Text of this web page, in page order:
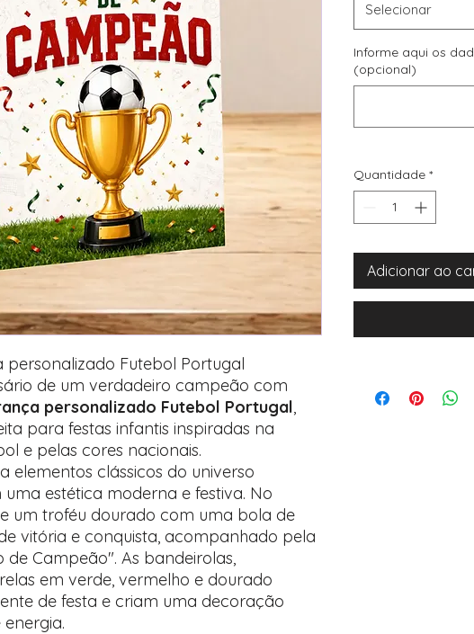
Futebol Portugal
de um verdadeiro campeão com
personalizado Futebol Portugal,
para festas infantis inspiradas na
e pelas cores nacionais.
elementos clássicos do universo
estética moderna e festiva. No
um troféu dourado com uma bola de
vitória e conquista, acompanhado pela
de Campeão". As bandeirolas,
em verde, vermelho e dourado
de festa e criam uma decoração
Selecionar
Informe aqui os
(opcional)
Quantidade *
Adicionar ao